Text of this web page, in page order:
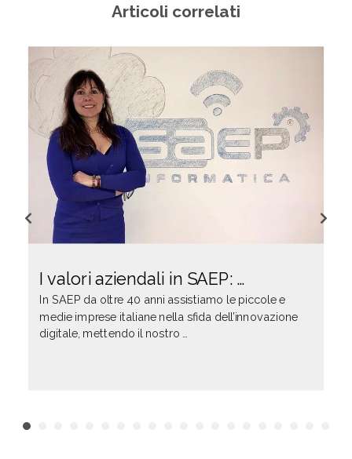
Articoli correlati
I valori aziendali in SAEP: …
In SAEP da oltre 40 anni assistiamo le piccole e
medie imprese italiane nella sfida dell’innovazione
digitale, mettendo il nostro …